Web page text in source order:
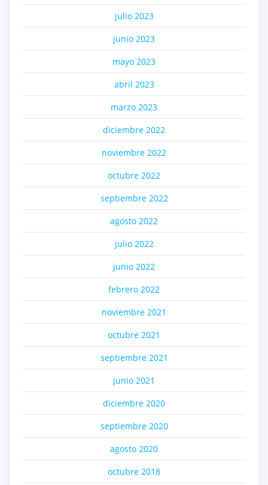
julio 2023
junio 2023
mayo 2023
abril 2023
marzo 2023
diciembre 2022
noviembre 2022
octubre 2022
septiembre 2022
agosto 2022
julio 2022
junio 2022
febrero 2022
noviembre 2021
octubre 2021
septiembre 2021
junio 2021
diciembre 2020
septiembre 2020
agosto 2020
octubre 2018